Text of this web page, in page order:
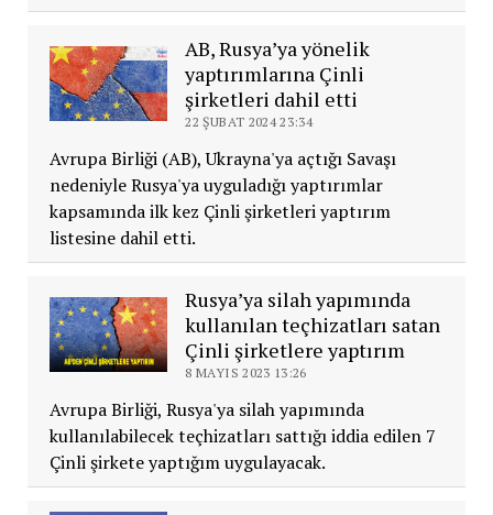
AB, Rusya’ya yönelik
yaptırımlarına Çinli
şirketleri dahil etti
22 ŞUBAT 2024 23:34
Avrupa Birliği (AB), Ukrayna'ya açtığı Savaşı
nedeniyle Rusya'ya uyguladığı yaptırımlar
kapsamında ilk kez Çinli şirketleri yaptırım
listesine dahil etti.
Rusya’ya silah yapımında
kullanılan teçhizatları satan
Çinli şirketlere yaptırım
8 MAYIS 2023 13:26
Avrupa Birliği, Rusya'ya silah yapımında
kullanılabilecek teçhizatları sattığı iddia edilen 7
Çinli şirkete yaptığım uygulayacak.